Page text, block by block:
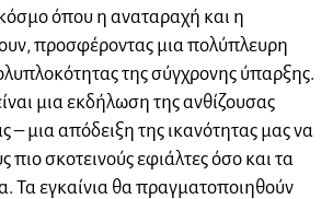
όπου η αναταραχή και η
προσφέροντας μια πολύπλευρη
της σύγχρονης ύπαρξης.
μια εκδήλωση της ανθίζουσας
– μια απόδειξη της ικανότητας μας να
πιο σκοτεινούς εφιάλτες όσο και τα
Τα εγκαίνια θα πραγματοποιηθούν